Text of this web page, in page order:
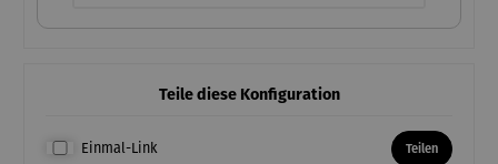
Teile diese Konfiguration
Einmal-Link Teilen